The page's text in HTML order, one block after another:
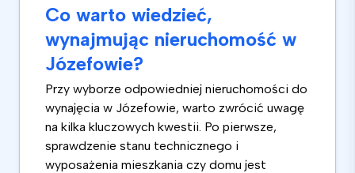
Co warto wiedzieć,
wynajmując nieruchomość w
Józefowie?
Przy wyborze odpowiedniej nieruchomości do
wynajęcia w Józefowie, warto zwrócić uwagę
na kilka kluczowych kwestii. Po pierwsze,
sprawdzenie stanu technicznego i
wyposażenia mieszkania czy domu jest